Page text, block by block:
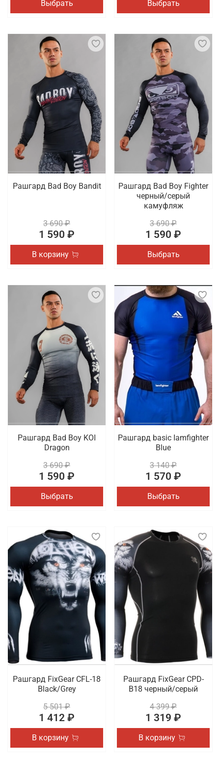
Выбрать Выбрать
Рашгард Bad Boy Bandit
3 690 ₽
1 590 ₽
В корзину
Рашгард Bad Boy Fighter
черный/серый
камуфляж
3 690 ₽
1 590 ₽
Выбрать
Рашгард Bad Boy KOI
Dragon
3 690 ₽
1 590 ₽
Выбрать
Рашгард basic Iamfighter
Blue
3 140 ₽
1 570 ₽
Выбрать
Рашгард FixGear CFL-18
Black/Grey
5 501 ₽
1 412 ₽
В корзину
Рашгард FixGear CPD-
B18 черный/серый
4 399 ₽
1 319 ₽
В корзину